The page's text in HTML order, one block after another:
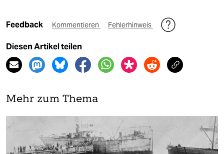
Feedback Kommentieren Fehlerhinweis
Diesen Artikel teilen
Mehr zum Thema